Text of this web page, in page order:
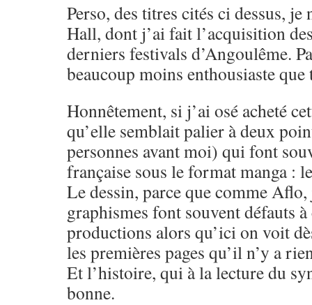
Perso, des titres cités ci dessus,
Hall, dont j’ai fait l’acquisition
derniers festivals d’Angoulême.
beaucoup moins enthousiaste que
Honnêtement, si j’ai osé acheté
qu’elle semblait palier à deux
personnes avant moi) qui font
française sous le format manga :
Le dessin, parce que comme
graphismes font souvent défauts à
productions alors qu’ici on voit
les premières pages qu’il n’y a
Et l’histoire, qui à la lecture du
bonne.